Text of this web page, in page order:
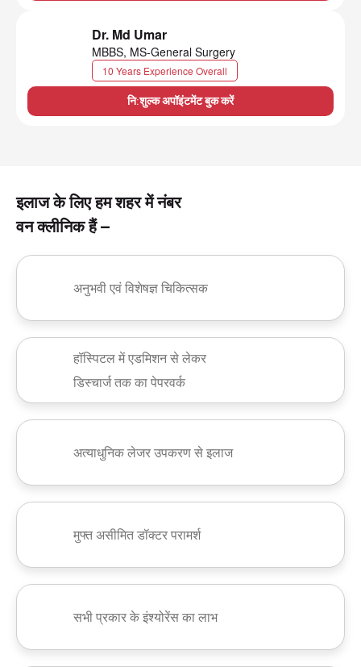
Dr. Md Umar
MBBS, MS-General Surgery
10 Years Experience Overall
नि:शुल्क अपॉइंटमेंट बुक करें
इलाज के लिए हम शहर में नंबर
वन क्लीनिक हैं –
अनुभवी एवं विशेषज्ञ चिकित्सक
हॉस्पिटल में एडमिशन से लेकर
डिस्चार्ज तक का पेपरवर्क
अत्याधुनिक लेजर उपकरण से इलाज
मुफ्त असीमित डॉक्टर परामर्श
सभी प्रकार के इंश्योरेंस का लाभ